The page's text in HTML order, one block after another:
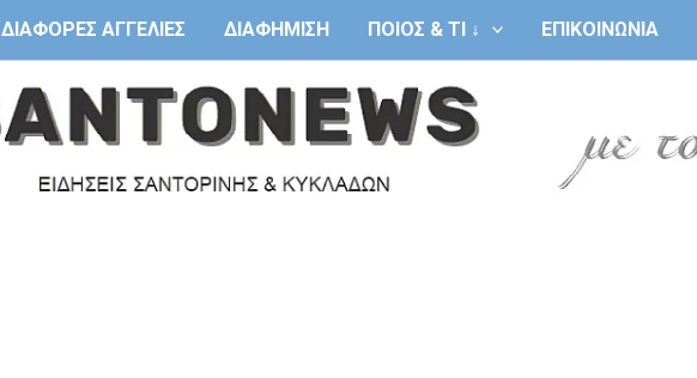
ΔΙΑΦΟΡΕΣ ΑΓΓΕΛΙΕΣ ΔΙΑΦΗΜΙΣΗ ΠΟΙΟΣ & ΤΙ ↓ ΕΠΙΚΟΙΝΩΝΙΑ